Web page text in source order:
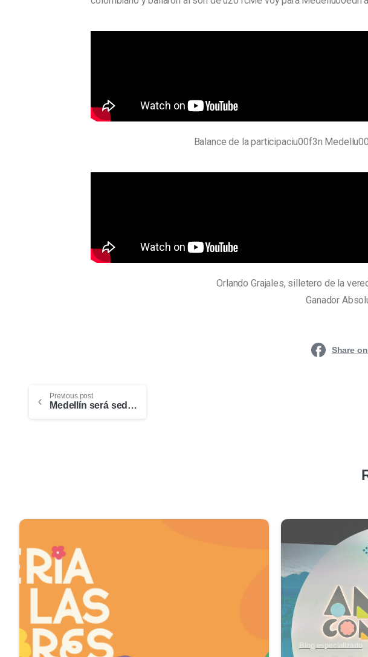
Balance de la participaciu00f3n
Orlando Grajales, silletero de la
Ganador
Share
Previous post
Medellín será sede en 2019 de los VIII Premios Macondo del cine colombiano
Blog especializado